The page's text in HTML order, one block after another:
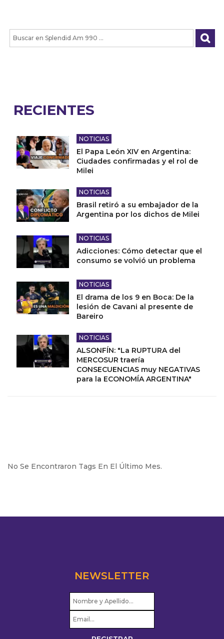
RECIENTES
NOTICIAS
El Papa León XIV en Argentina:
Ciudades confirmadas y el rol de
Milei
NOTICIAS
Brasil retiró a su embajador de la
Argentina por los dichos de Milei
NOTICIAS
Adicciones: Cómo detectar que el
consumo se volvió un problema
NOTICIAS
El drama de los 9 en Boca: De la
lesión de Cavani al presente de
Bareiro
NOTICIAS
ALSONFÍN: "La RUPTURA del
MERCOSUR traería
CONSECUENCIAS muy NEGATIVAS
para la ECONOMÍA ARGENTINA"
No Se Encontraron Tags En El Último Mes.
NEWSLETTER